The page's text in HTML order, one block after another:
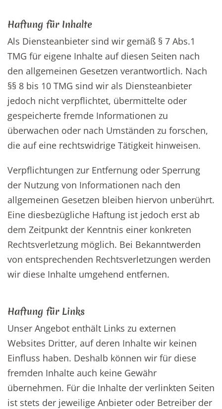
Haftung für Inhalte
Als Diensteanbieter sind wir gemäß § 7 Abs.1
TMG für eigene Inhalte auf diesen Seiten nach
den allgemeinen Gesetzen verantwortlich. Nach
§§ 8 bis 10 TMG sind wir als Diensteanbieter
jedoch nicht verpflichtet, übermittelte oder
gespeicherte fremde Informationen zu
überwachen oder nach Umständen zu forschen,
die auf eine rechtswidrige Tätigkeit hinweisen.
Verpflichtungen zur Entfernung oder Sperrung
der Nutzung von Informationen nach den
allgemeinen Gesetzen bleiben hiervon unberührt.
Eine diesbezügliche Haftung ist jedoch erst ab
dem Zeitpunkt der Kenntnis einer konkreten
Rechtsverletzung möglich. Bei Bekanntwerden
von entsprechenden Rechtsverletzungen werden
wir diese Inhalte umgehend entfernen.
Haftung für Links
Unser Angebot enthält Links zu externen
Websites Dritter, auf deren Inhalte wir keinen
Einfluss haben. Deshalb können wir für diese
fremden Inhalte auch keine Gewähr
übernehmen. Für die Inhalte der verlinkten Seiten
ist stets der jeweilige Anbieter oder Betreiber der